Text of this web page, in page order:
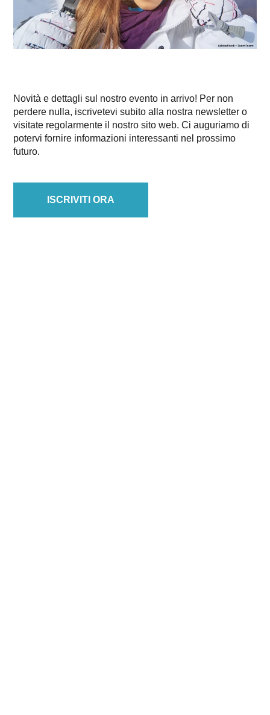
Novità e dettagli sul nostro evento in arrivo! Per non
perdere nulla, iscrivetevi subito alla nostra newsletter o
visitate regolarmente il nostro sito web. Ci auguriamo di
potervi fornire informazioni interessanti nel prossimo
futuro.
ISCRIVITI ORA